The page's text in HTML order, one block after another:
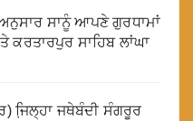
ਸਾਨੂੰ ਆਪਣੇ ਗੁਰਧਾਮਾਂ
ਸਾਹਿਬ ਲਾਂਘਾ
ਜਿ਼ਲ੍ਹਾ ਜਥੇਬੰਦੀ ਸੰਗਰੂਰ